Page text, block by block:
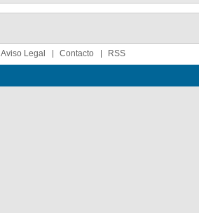
Aviso Legal Contacto RSS